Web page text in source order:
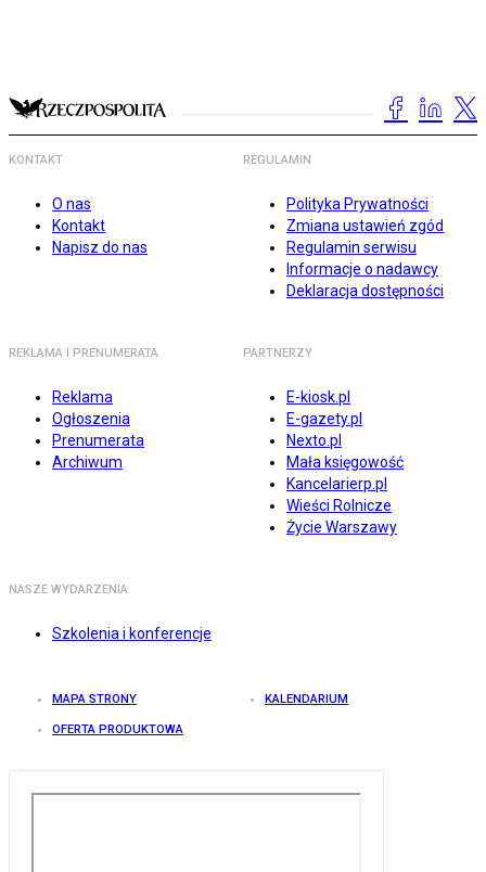
KONTAKT
O nas
Kontakt
Napisz do nas
REGULAMIN
Polityka Prywatności
Zmiana ustawień zgód
Regulamin serwisu
Informacje o nadawcy
Deklaracja dostępności
REKLAMA I PRENUMERATA
Reklama
Ogłoszenia
Prenumerata
Archiwum
PARTNERZY
E-kiosk.pl
E-gazety.pl
Nexto.pl
Mała księgowość
Kancelarierp.pl
Wieści Rolnicze
Życie Warszawy
NASZE WYDARZENIA
Szkolenia i konferencje
MAPA STRONY KALENDARIUM
OFERTA PRODUKTOWA